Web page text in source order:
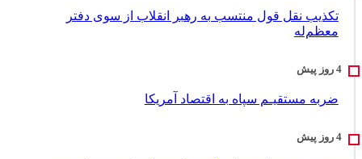
تکذیب نقل قول منتسب به رهبر انقلاب از سوی دفتر
معظم‌له
ضربه مستقیـم سپاه به اقتصاد آمر‌یکا